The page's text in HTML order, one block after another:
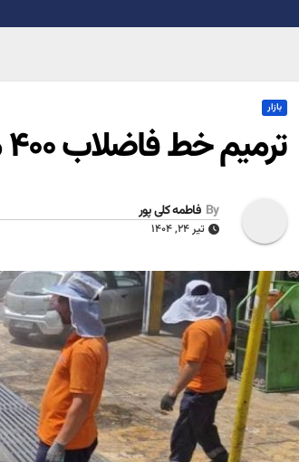
بازار
ترمیم خط فاضلاب ۴۰۰ میلی‌متری در محدوده آبفا منطقه ۳
By فاطمه کلی پور
تیر ۲۴, ۱۴۰۴